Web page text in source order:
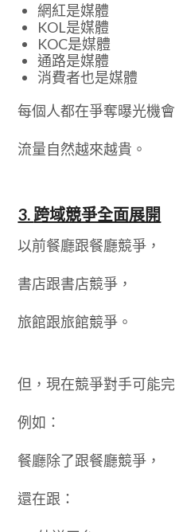
網紅是媒體
KOL是媒體
KOC是媒體
通路是媒體
消費者也是媒體
每個人都在爭奪曝光機會
流量自然越來越貴。
3. 跨域競爭全面展開
以前餐廳跟餐廳競爭，
書店跟書店競爭，
旅館跟旅館競爭。
但，現在競爭對手可能
例如：
餐廳除了跟餐廳競爭，
還在跟：